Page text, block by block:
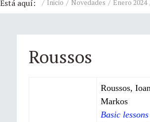
Está aquí: Inicio Novedades Enero 2024
Roussos
Roussos,
Markos
Basic